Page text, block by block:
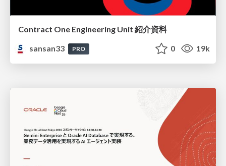
Contract One Engineering Unit 紹介資料
sansan33
PRO 0 19k